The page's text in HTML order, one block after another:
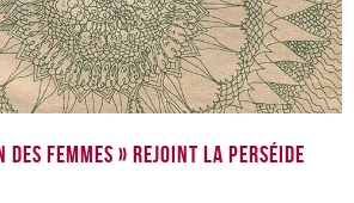
des Femmes » rejoint la perséide